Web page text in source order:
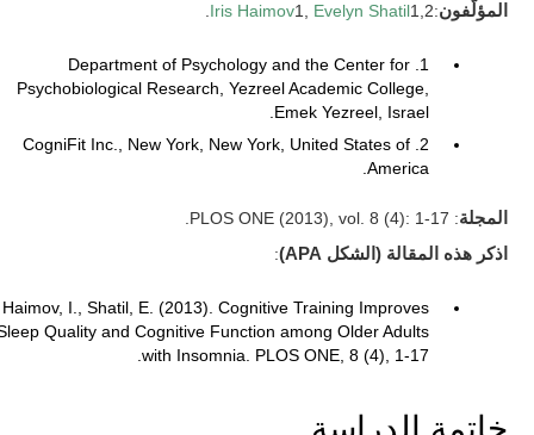
المؤلّفون:
Iris Haimov1, Evelyn Shatil1,2.
1. Department of Psychology and the Center for
Psychobiological Research, Yezreel Academic College,
Emek Yezreel, Israel.
2. CogniFit Inc., New York, New York, United States of
America.
المجلة: PLOS ONE (2013), vol. 8 (4): 1-17.
اذكر هذه المقالة (الشكل APA)
:
Haimov, I., Shatil, E. (2013). Cognitive Training Improves
Quality and Cognitive Function among Older Adults
with Insomnia. PLOS ONE, 8 (4), 1-17.